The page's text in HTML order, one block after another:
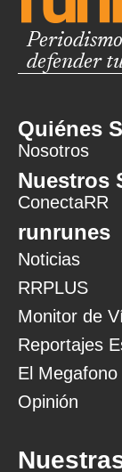
defender
Quiénes
Nosotros
Nuestros
ConectaRR
runrunes
Noticias
RRPLUS
Monitor de
Reportajes
El Megafono
Opinión